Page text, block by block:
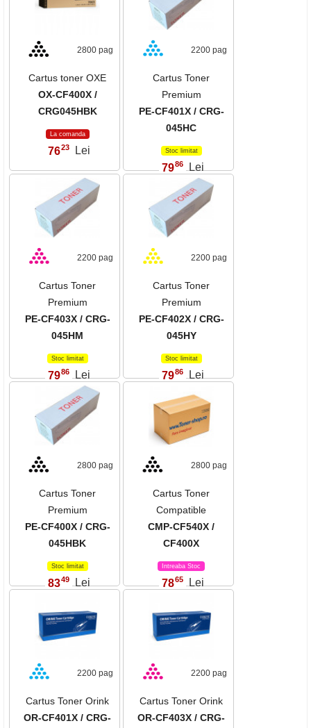
2800 pag
Cartus toner OXE
OX-CF400X /
CRG045HBK
La comanda
7623 Lei
2200 pag
Cartus Toner
Premium
PE-CF401X / CRG-
045HC
Stoc limitat
79,86 Lei
2200 pag
Cartus Toner
Premium
PE-CF403X / CRG-
045HM
Stoc limitat
79,86 Lei
2200 pag
Cartus Toner
Premium
PE-CF402X / CRG-
045HY
Stoc limitat
79,86 Lei
2800 pag
Cartus Toner
Premium
PE-CF400X / CRG-
045HBK
Stoc limitat
8349 Lei
2800 pag
Cartus Toner
Compatible
CMP-CF540X /
CF400X
Intreaba Stoc
7865 Lei
2200 pag
Cartus Toner Orink
OR-CF401X / CRG-
2200 pag
Cartus Toner Orink
OR-CF403X / CRG-